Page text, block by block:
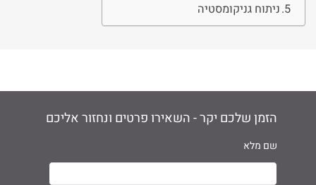
ניתוח גניקומסטיה
הזמן שלכם יקר - השאירו פרטים ונחזור אליכם
שם מלא